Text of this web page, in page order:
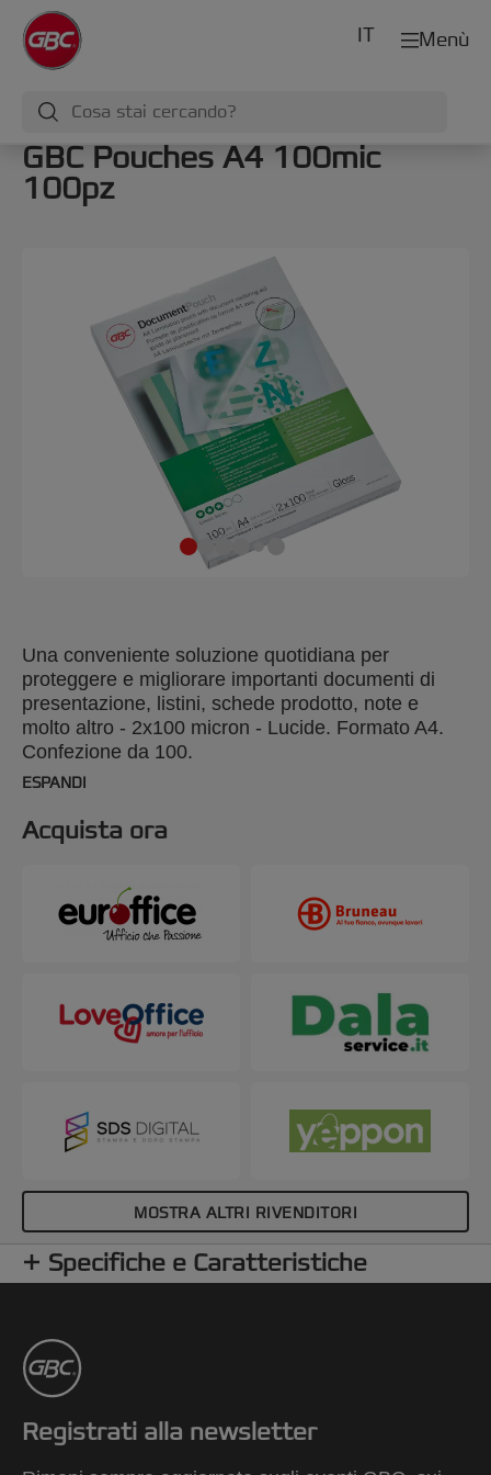
Menù
IT
GBC Pouches A4 100mic
100pz
Una conveniente soluzione quotidiana per
proteggere e migliorare importanti documenti di
presentazione, listini, schede prodotto, note e
molto altro - 2x100 micron - Lucide. Formato A4.
Confezione da 100.
ESPANDI
Acquista ora
MOSTRA ALTRI RIVENDITORI
Specifiche e Caratteristiche
Registrati alla newsletter